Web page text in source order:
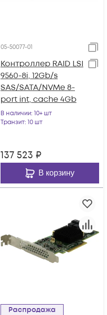
05-50077-01
Контроллер RAID LSI
9560-8i, 12Gb/s
SAS/SATA/NVMe 8-
port int, cache 4Gb
В наличии: 10+ шт
Транзит: 10 шт
137 523 ₽
В корзину
Распродажа